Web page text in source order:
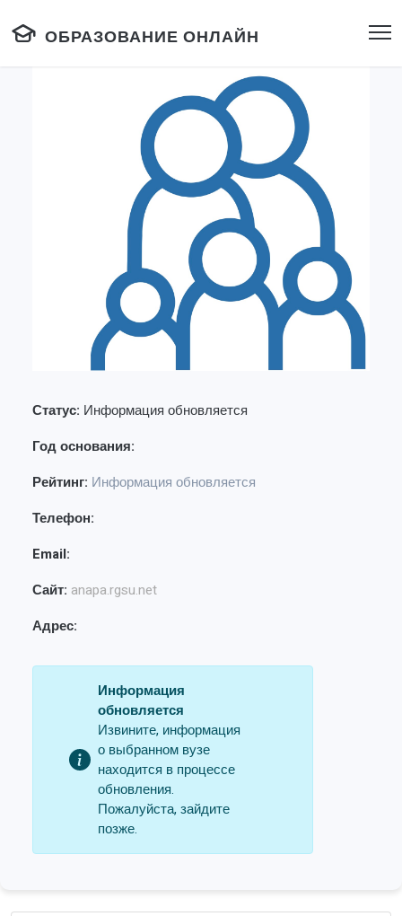
ОБРАЗОВАНИЕ ОНЛАЙН
Статус: Информация обновляется
Год основания:
Рейтинг: Информация обновляется
Телефон:
Email:
Сайт: anapa.rgsu.net
Адрес:
Информация
обновляется
Извините, информация
о выбранном вузе
находится в процессе
обновления.
Пожалуйста, зайдите
позже.